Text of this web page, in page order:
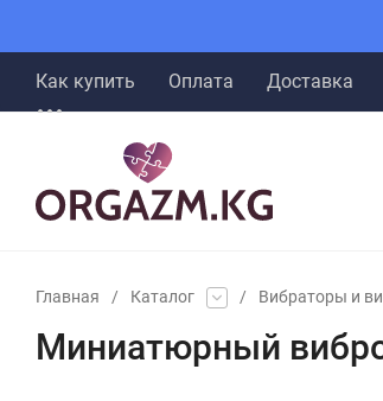
Как купить Оплата Доставка
Главная / Каталог / Вибраторы и
Миниатюрный